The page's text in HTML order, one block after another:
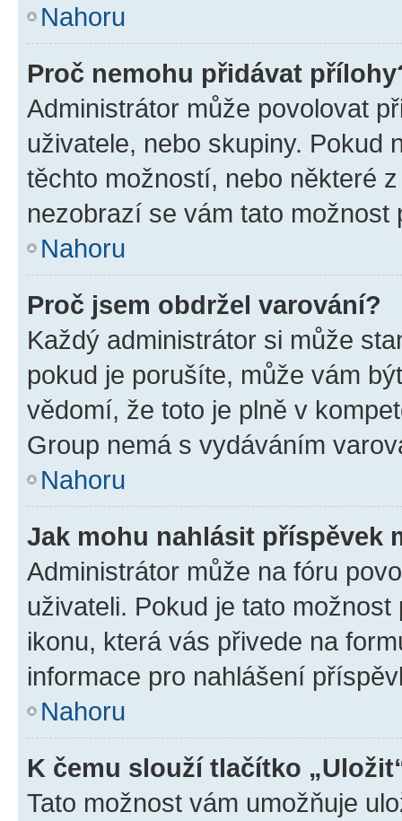
Nahoru
Proč nemohu přidávat
Administrátor může povolovat
uživatele, nebo skupiny. Pokud
těchto možností, nebo některé
nezobrazí se vám tato
Nahoru
Proč jsem obdržel varování?
Každý administrátor si může
pokud je porušíte, může vám
vědomí, že toto je plně v
Group nemá s vydáváním
Nahoru
Jak mohu nahlásit příspěvek
Administrátor může na fóru
uživateli. Pokud je tato
ikonu, která vás přivede na
informace pro nahlášení
Nahoru
K čemu slouží tlačítko
Tato možnost vám umožňuje